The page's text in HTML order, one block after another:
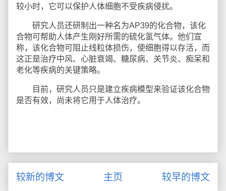
较小时，它可以保护人体细胞不受疾病侵扰。
研究人员还研制出一种名为AP39的化合物，该化
合物可帮助人体产生刚好所需的硫化氢气体。他们宣
称，该化合物可阻止线粒体损伤，使细胞得以存活，而
这正是治疗中风、心脏衰竭、糖尿病、关节炎、痴呆和
老化等疾病的关键策略。
目前，研究人员只是建立疾病模型来验证该化合物
是否有效，尚未将它用于人体治疗。
较新的博文 较早的博文
主页